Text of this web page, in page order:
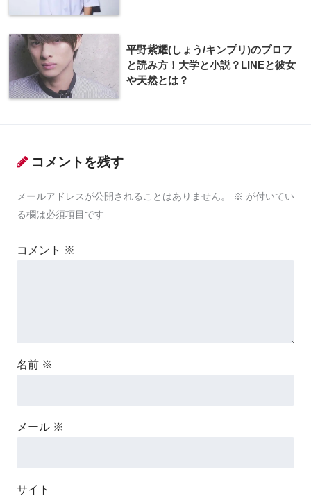
平野紫耀(しょう/キンプリ)のプロフ
と読み方！大学と小説？LINEと彼女
や天然とは？
コメントを残す
メールアドレスが公開されることはありません。 ※ が付いてい
る欄は必須項目です
コメント ※
名前 ※
メール ※
サイト